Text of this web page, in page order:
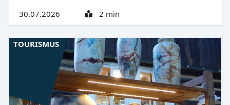
30.07.2026 2 min
TOURISMUS